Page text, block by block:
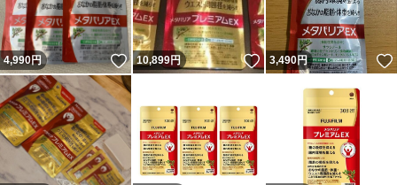
4,990円 いいね！
10,899円 いいね！
3,490円